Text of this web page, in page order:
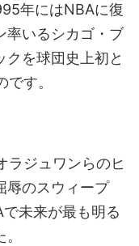
年にはNBAに復
率いるシカゴ・ブ
を球団史上初と
す。
ラジュワンらのヒ
辱のスウィープ
未来が最も明る